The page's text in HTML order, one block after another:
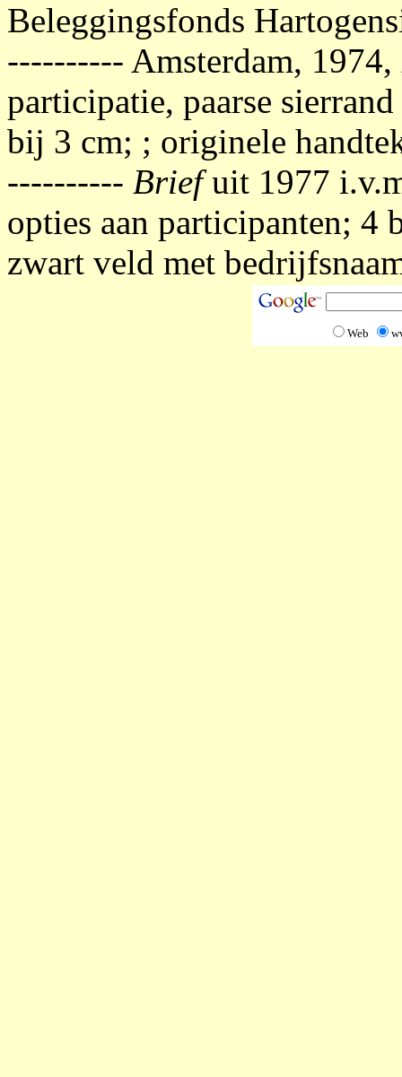
Beleggingsfonds
---------- Amsterdam, 1974,
participatie, paarse
bij 3 cm; ; originele
---------- Briefuit 1977
opties aan participanten; 4
zwart veld met
Web